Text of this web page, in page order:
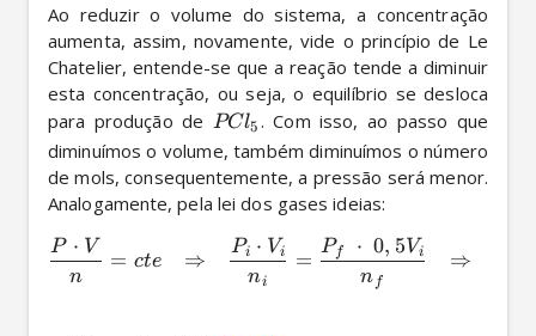
Ao reduzir o volume do sistema, a concentração
aumenta, assim, novamente, vide o princípio de Le
Chatelier, entende-se que a reação tende a diminuir
esta concentração, ou seja, o equilíbrio se desloca
para produção de PCl5 . Com isso, ao passo que
diminuímos o volume, também diminuímos o número
de mols, consequentemente, a pressão será menor.
Analogamente, pela lei dos gases ideias:
n
P ⋅ V
= cte ⇒
ni
Pi ⋅ Vi =
n f
Pf ⋅ 0, 5Vi ⇒